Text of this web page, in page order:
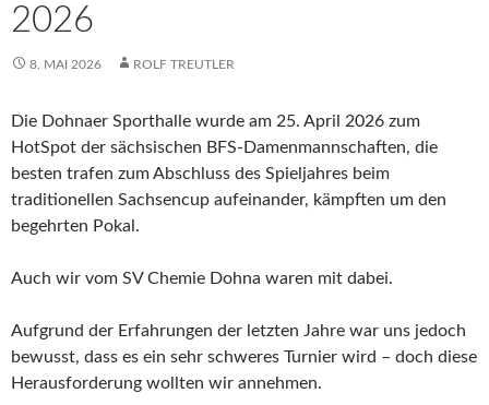
2026
8. MAI 2026 ROLF TREUTLER
Die Dohnaer Sporthalle wurde am 25. April 2026 zum
HotSpot der sächsischen BFS-Damenmannschaften, die
besten trafen zum Abschluss des Spieljahres beim
traditionellen Sachsencup aufeinander, kämpften um den
begehrten Pokal.
Auch wir vom SV Chemie Dohna waren mit dabei.
Aufgrund der Erfahrungen der letzten Jahre war uns jedoch
bewusst, dass es ein sehr schweres Turnier wird – doch diese
Herausforderung wollten wir annehmen.